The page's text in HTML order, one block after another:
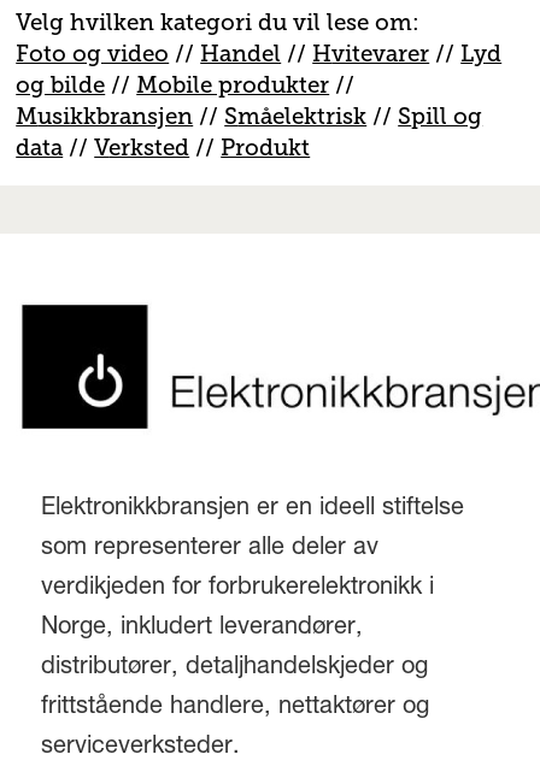
Velg hvilken kategori du vil lese om:
Foto og video // Handel // Hvitevarer // Lyd
og bilde //Mobile produkter //
Musikkbransjen // Småelektrisk // Spill og
data //Verksted // Produkt
Elektronikkbransjen er en ideell stiftelse
som representerer alle deler av
verdikjeden for forbrukerelektronikk i
Norge, inkludert leverandører,
distributører, detaljhandelskjeder og
frittstående handlere, nettaktører og
serviceverksteder.